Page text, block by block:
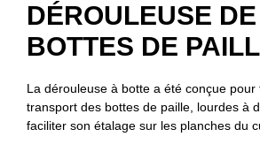
DÉROULEUSE DE
BOTTES DE
La dérouleuse à botte a été conçue pour
transport des bottes de paille, lourdes à
faciliter son étalage sur les planches du